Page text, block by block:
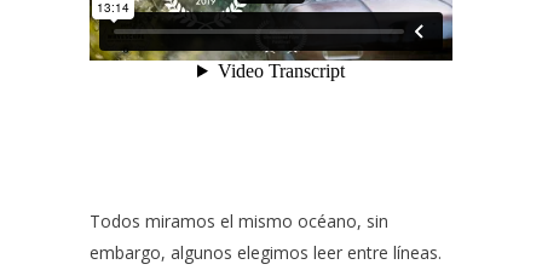
Todos miramos el mismo océano, sin
embargo, algunos elegimos leer entre líneas.